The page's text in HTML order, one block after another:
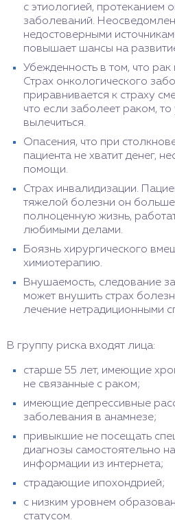
с этиологией, протеканием
заболеваний.
недостоверными
повышает шансы на
Убежденность в том, что
Страх онкологического
приравнивается к страху
что если заболеет раком,
вылечиться.
Опасения, что при
пациента не хватит денег,
помощи.
Страх инвалидизации.
тяжелой болезни он больше
полноценную жизнь,
любимыми делами.
Боязнь хирургического
химиотерапию.
Внушаемость, следование
может внушить страх
лечение нетрадиционными
В группу риска входят лица:
старше 55 лет, имеющие
не связанные с раком;
имеющие депрессивные
заболевания в анамнезе;
привыкшие не посещать
диагнозы самостоятельно
информации из интернета;
страдающие ипохондрией;
с низким уровнем
статусом.